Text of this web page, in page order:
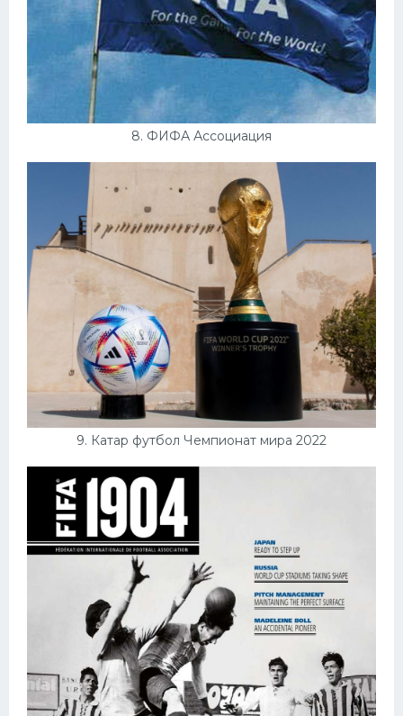
8. ФИФА Ассоциация
9. Катар футбол Чемпионат мира 2022